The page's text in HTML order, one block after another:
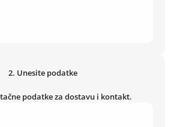
2. Unesite podatke
podatke za dostavu i kontakt.